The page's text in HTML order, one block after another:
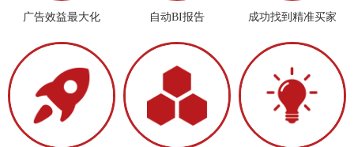
广告效益最大化 自动BI报告 成功找到精准买家